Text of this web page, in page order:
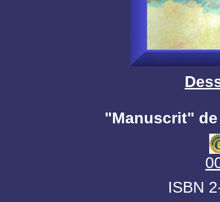
"Manuscrit"
ISBN